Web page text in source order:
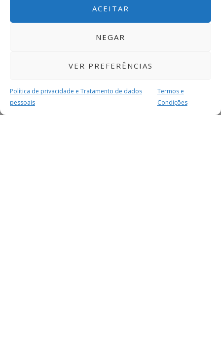
ACEITAR
NEGAR
VER PREFERÊNCIAS
Política de privacidade e Tratamento de dados
pessoais
Termos e
Condições